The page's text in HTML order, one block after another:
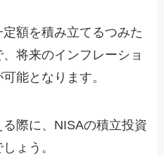
額を積み立てるつみた
将来のインフレーショ
能となります。
際に、NISAの積立投資
ょう。